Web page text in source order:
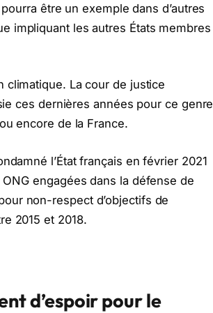
être un exemple dans d’autres
impliquant les autres États membres
climatique. La cour de justice
ces dernières années pour ce genre
encore de la France.
l’État français en février 2021
engagées dans la défense de
non-respect d’objectifs de
2015 et 2018.
d’espoir pour le